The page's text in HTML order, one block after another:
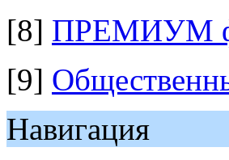
[8] ПРЕМИУМ
[9]
Навигация